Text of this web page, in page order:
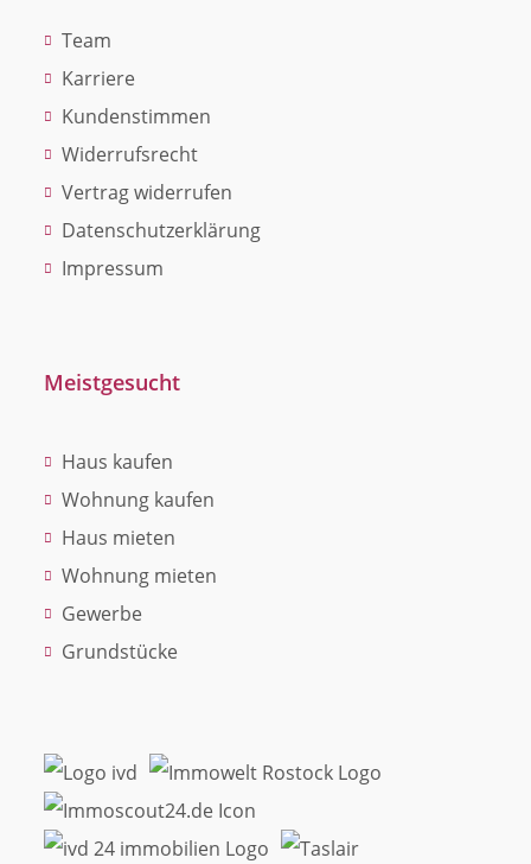
Team
Karriere
Kundenstimmen
Widerrufsrecht
Vertrag widerrufen
Datenschutzerklärung
Impressum
Meistgesucht
Haus kaufen
Wohnung kaufen
Haus mieten
Wohnung mieten
Gewerbe
Grundstücke